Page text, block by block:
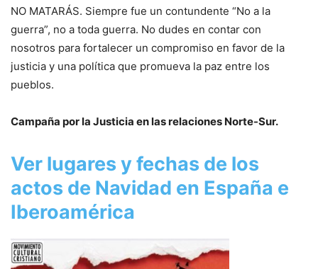
NO MATARÁS. Siempre fue un contundente “No a la
guerra”, no a toda guerra. No dudes en contar con
nosotros para fortalecer un compromiso en favor de la
justicia y una política que promueva la paz entre los
pueblos.
Campaña por la Justicia en las relaciones Norte-Sur.
Ver lugares y fechas de los
actos de Navidad en España e
Iberoamérica